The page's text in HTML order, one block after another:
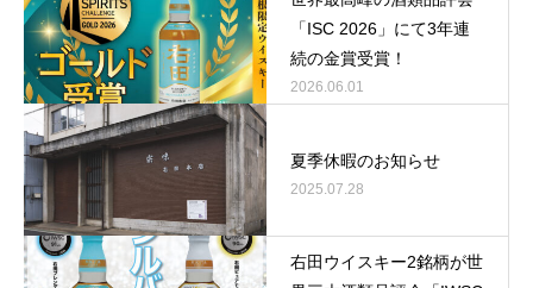
「ISC 2026」にて3年連
続の金賞受賞！
2026.06.01
夏季休暇のお知らせ
2025.07.28
右田ウイスキー2銘柄が世